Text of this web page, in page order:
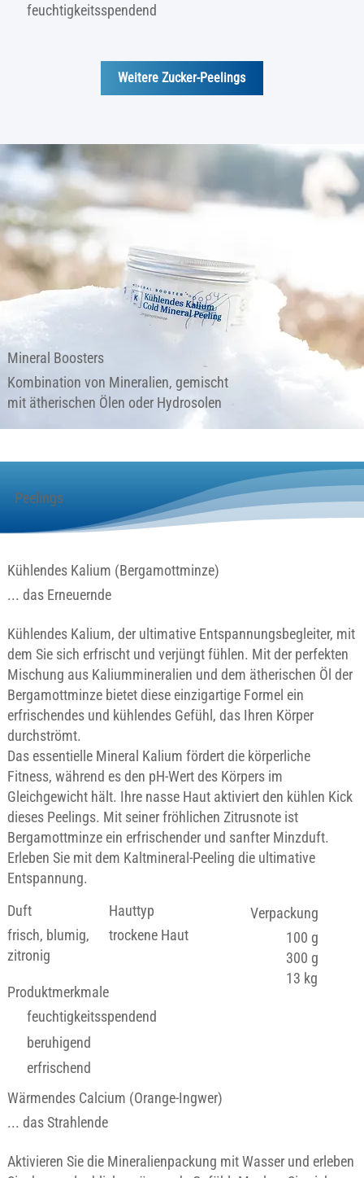
feuchtigkeitsspendend
Weitere Zucker-Peelings
Mineral Boosters
Kombination von Mineralien, gemischt
mit ätherischen Ölen oder Hydrosolen
Peelings
Kühlendes Kalium (Bergamottminze)
... das Erneuernde
Kühlendes Kalium, der ultimative Entspannungsbegleiter, mit
dem Sie sich erfrischt und verjüngt fühlen. Mit der perfekten
Mischung aus Kaliummineralien und dem ätherischen Öl der
Bergamottminze bietet diese einzigartige Formel ein
erfrischendes und kühlendes Gefühl, das Ihren Körper
durchströmt.
Das essentielle Mineral Kalium fördert die körperliche
Fitness, während es den pH-Wert des Körpers im
Gleichgewicht hält. Ihre nasse Haut aktiviert den kühlen Kick
dieses Peelings. Mit seiner fröhlichen Zitrusnote ist
Bergamottminze ein erfrischender und sanfter Minzduft.
Erleben Sie mit dem Kaltmineral-Peeling die ultimative
Entspannung.
Duft
frisch, blumig,
zitronig
Hauttyp
trockene Haut
Produktmerkmale
feuchtigkeitsspendend
beruhigend
erfrischend
Verpackung
100 g
300 g
13 kg
Wärmendes Calcium (Orange-Ingwer)
... das Strahlende
Aktivieren Sie die Mineralienpackung mit Wasser und erleben